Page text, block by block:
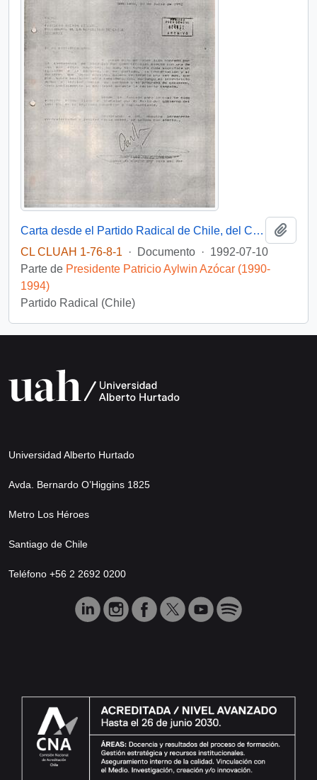
Carta desde el Partido Radical de Chile, del Concejal electo en la comuna de Viña del Mar, sr. Juan Luis Trejo Canessa, dirigida al Señor Patricio Aylwin A., Presidente de la República
CL CLUAH 1-76-8-1
· Documento · 1992-07-10
Parte de Presidente Patricio Aylwin Azócar (1990-
1994)
Partido Radical (Chile)
Universidad Alberto Hurtado
Avda. Bernardo O’Higgins 1825
Metro Los Héroes
Santiago de Chile
Teléfono +56 2 2692 0200